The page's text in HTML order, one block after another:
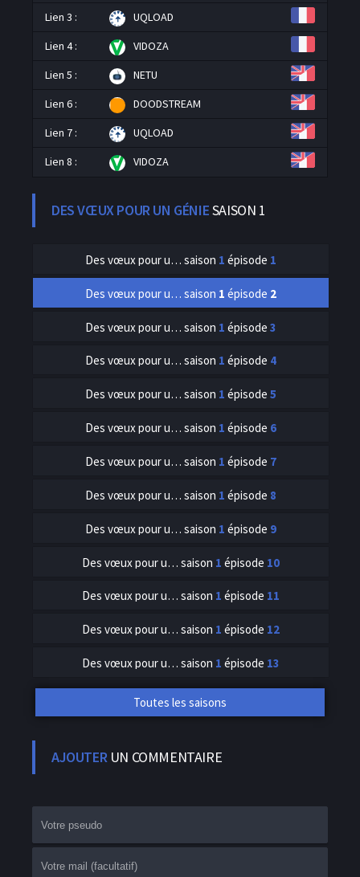
Lien 3 :
UQLOAD
Lien 4 :
VIDOZA
Lien 5 :
NETU
Lien 6 :
DOODSTREAM
Lien 7 :
UQLOAD
Lien 8 :
VIDOZA
DES VŒUX POUR UN GÉNIESAISON 1
Des vœux pour un génie saison 1 épisode 1
Des vœux pour un génie saison 1 épisode 2
Des vœux pour un génie saison 1 épisode 3
Des vœux pour un génie saison 1 épisode 4
Des vœux pour un génie saison 1 épisode 5
Des vœux pour un génie saison 1 épisode 6
Des vœux pour un génie saison 1 épisode 7
Des vœux pour un génie saison 1 épisode 8
Des vœux pour un génie saison 1 épisode 9
Des vœux pour un génie saison 1 épisode 10
Des vœux pour un génie saison 1 épisode 11
Des vœux pour un génie saison 1 épisode 12
Des vœux pour un génie saison 1 épisode 13
Toutes les saisons
AJOUTERUN COMMENTAIRE